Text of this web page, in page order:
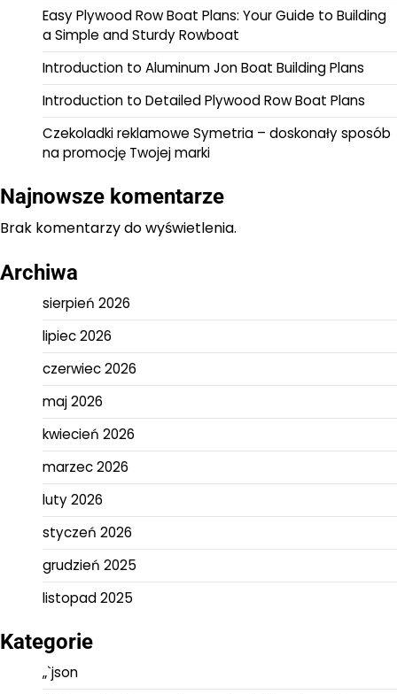
Easy Plywood Row Boat Plans: Your Guide to Building
a Simple and Sturdy Rowboat
Introduction to Aluminum Jon Boat Building Plans
Introduction to Detailed Plywood Row Boat Plans
Czekoladki reklamowe Symetria – doskonały sposób
na promocję Twojej marki
Najnowsze komentarze
Brak komentarzy do wyświetlenia.
Archiwa
sierpień 2026
lipiec 2026
czerwiec 2026
maj 2026
kwiecień 2026
marzec 2026
luty 2026
styczeń 2026
grudzień 2025
listopad 2025
Kategorie
„`json